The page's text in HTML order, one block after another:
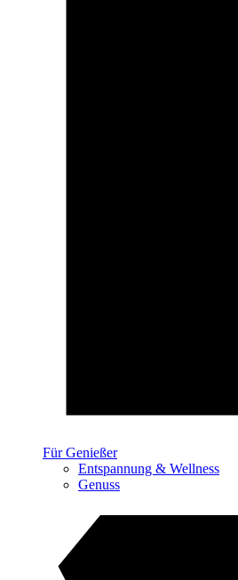
Für Genießer
Entspannung & Wellness
Genuss